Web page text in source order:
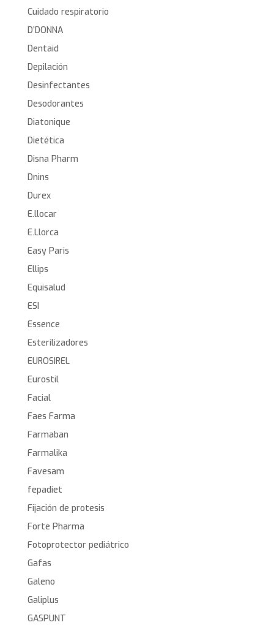
Cuidado respiratorio
D’DONNA
Dentaid
Depilación
Desinfectantes
Desodorantes
Diatonique
Dietética
Disna Pharm
Dnins
Durex
E.llocar
E.Llorca
Easy Paris
Ellips
Equisalud
ESI
Essence
Esterilizadores
EUROSIREL
Eurostil
Facial
Faes Farma
Farmaban
Farmalika
Favesam
fepadiet
Fijación de protesis
Forte Pharma
Fotoprotector pediátrico
Gafas
Galeno
Galiplus
GASPUNT